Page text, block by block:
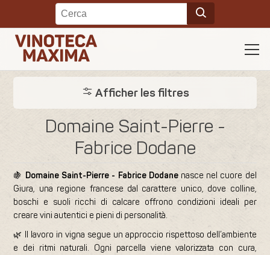
Afficher les filtres
Domaine Saint-Pierre -
Fabrice Dodane
🍇 Domaine Saint-Pierre - Fabrice Dodanenasce nel cuore del
Giura, una regione francese dal carattere unico, dove colline,
boschi e suoli ricchi di calcare offrono condizioni ideali per
creare vini autentici e pieni di personalità.
🌿 Il lavoro in vigna segue un approccio rispettoso dell’ambiente
e dei ritmi naturali. Ogni parcella viene valorizzata con cura,